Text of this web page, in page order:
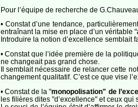
Pour l’équipe de recherche de
• Constat d’une tendance,
entraînant la mise en place d’un véritable "
Introduire la notion d’excellence semblait
• Constat que l’idée première de la
ne changeait pas grand chose.
Il semblait nécessaire de relancer cette
changement qualitatif. C’est ce que vise
• Constat de la "monopolisation" de
les filières dites "d’excellence" et ceux qui